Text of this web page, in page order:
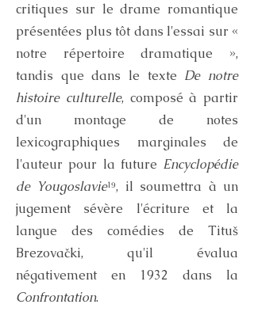
critiques sur le drame romantique
présentées plus tôt dans l'essai sur «
notre répertoire dramatique »,
tandis que dans le texte De notre
histoire culturelle, composé à partir
d'un montage de notes
lexicographiques marginales de
l'auteur pour la future Encyclopédie
de Yougoslavie¹⁹, il soumettra à un
jugement sévère l'écriture et la
langue des comédies de Tituš
Brezovački, qu'il évalua
négativement en 1932 dans la
Confrontation.